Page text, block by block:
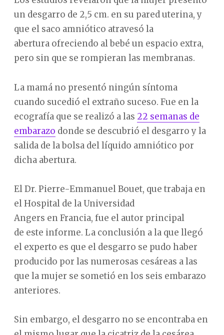
un desgarro de 2,5 cm. en su pared uterina, y
que el saco amniótico atravesó la
abertura ofreciendo al bebé un espacio extra,
pero sin que se rompieran las membranas.
La mamá no presentó ningún síntoma
cuando sucedió el extraño suceso. Fue en la
ecografía que se realizó a las 22 semanas de
embarazo donde se descubrió el desgarro y la
salida de la bolsa del líquido amniótico por
dicha abertura.
El Dr. Pierre-Emmanuel Bouet, que trabaja en
el Hospital de la Universidad
Angers en Francia, fue el autor principal
de este informe. La conclusión a la que llegó
el experto es que el desgarro se pudo haber
producido por las numerosas cesáreas a las
que la mujer se sometió en los seis embarazo
anteriores.
Sin embargo, el desgarro no se encontraba en